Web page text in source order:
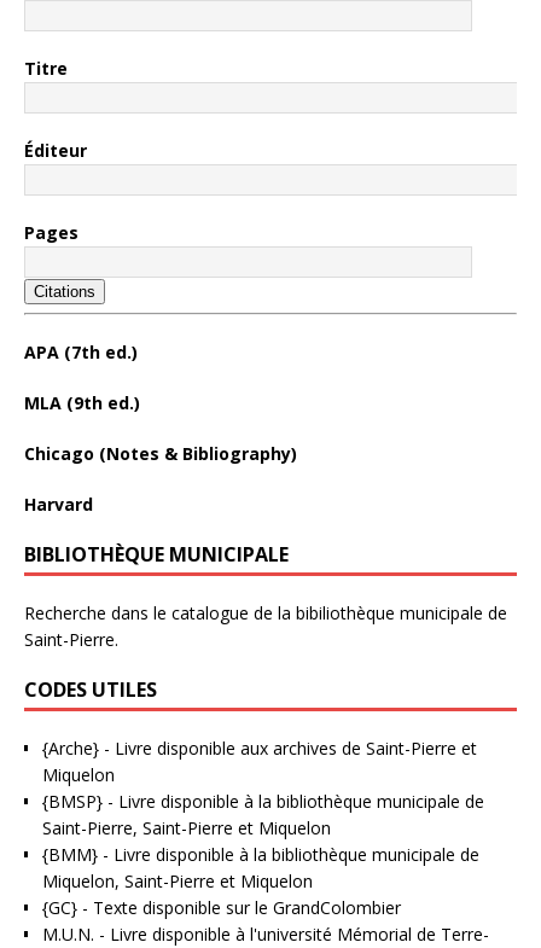
Titre
Éditeur
Pages
Citations
APA (7th ed.)
MLA (9th ed.)
Chicago (Notes & Bibliography)
Harvard
BIBLIOTHÈQUE MUNICIPALE
Recherche dans le catalogue de la bibiliothèque municipale de
Saint-Pierre.
CODES UTILES
{Arche} - Livre disponible aux archives de Saint-Pierre et
Miquelon
{BMSP} - Livre disponible à la bibliothèque municipale de
Saint-Pierre, Saint-Pierre et Miquelon
{BMM} - Livre disponible à la bibliothèque municipale de
Miquelon, Saint-Pierre et Miquelon
{GC} - Texte disponible sur le GrandColombier
M.U.N. - Livre disponible à l'université Mémorial de Terre-